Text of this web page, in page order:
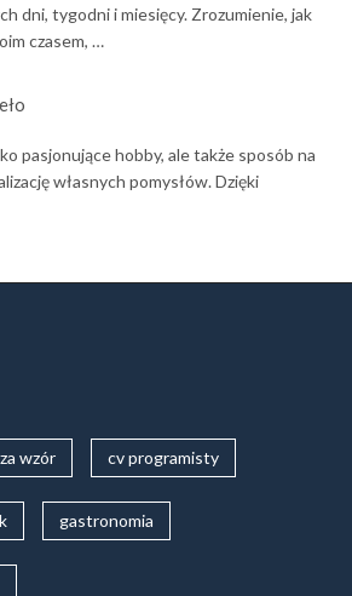
dni, tygodni i miesięcy. Zrozumienie, jak
czasem, …
pasjonujące hobby, ale także sposób na
własnych pomysłów. Dzięki
wzór cv programisty
gastronomia